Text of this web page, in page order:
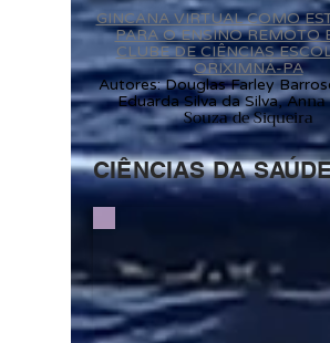
GINCANA VIRTUAL COMO
PARA O ENSINO REMOTO
CLUBE DE CIÊNCIAS
ORIXIMNÁ-PA
Autores: Douglas Farley
Eduarda Silva da Silva, Anna
Souza de Siqueira
CIÊNCIAS DA